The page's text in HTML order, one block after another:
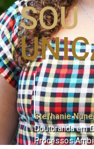
SOU
Stefhanie
Doutoranda em
Processos